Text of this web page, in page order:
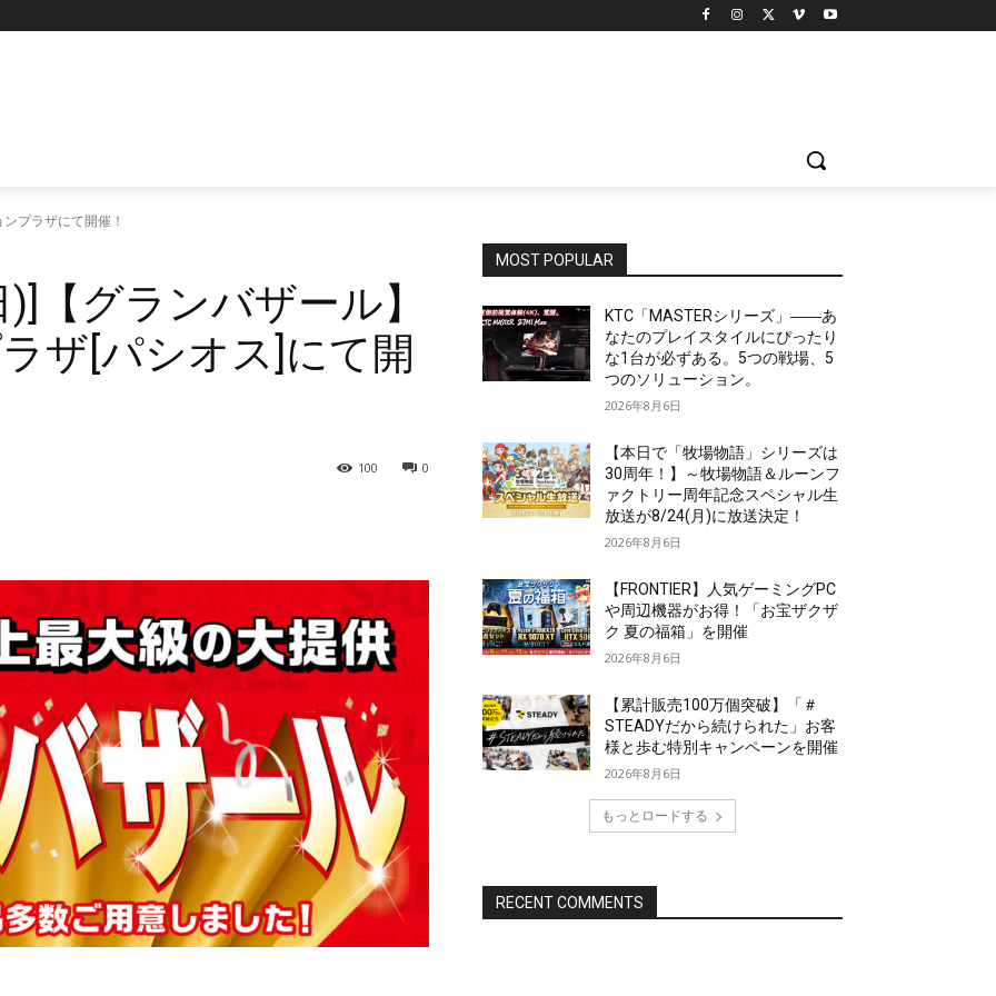
プラザにて開催！
【グランバザール】
ザ[パシオス]にて開
0
100
MOST POPULAR
KTC「MASTERシリーズ」――あ
なたのプレイスタイルにぴったり
な1台が必ずある。5つの戦場、5
つのソリューション。
2026年8月6日
【本日で「牧場物語」シリーズは
30周年！】～牧場物語＆ルーンフ
ァクトリー周年記念スペシャル生
放送が8/24(月)に放送決定！
2026年8月6日
【FRONTIER】人気ゲーミングPC
や周辺機器がお得！「お宝ザクザ
ク 夏の福箱」を開催
2026年8月6日
【累計販売100万個突破】「＃
STEADYだから続けられた」お客
様と歩む特別キャンペーンを開催
2026年8月6日
もっとロードする
RECENT COMMENTS